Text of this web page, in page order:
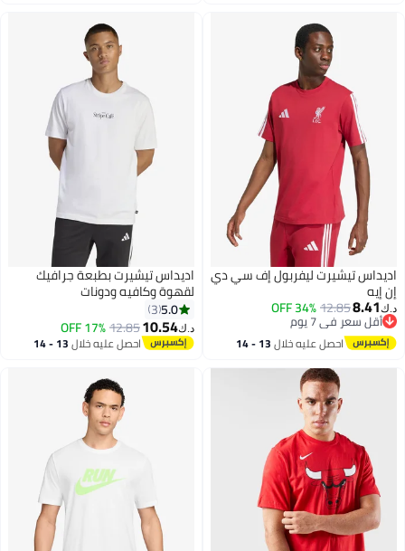
اديداس تيشيرت ليفربول إف سي دي
إن إيه
د.ك‏8.41
12.85
34% OFF
أقل سعر في 7 يوم
أقل سعر في 7 يوماحصل عليه خلال 13 - 14
2
اديداس تيشيرت بطبعة جرافيك
لقهوة وكافيه ودونات
5.0
3
د.ك‏10.54
12.85
17% OFF
احصل عليه خلال 13 - 14